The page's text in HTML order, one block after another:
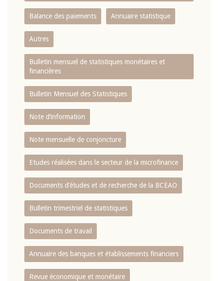
Balance des paiements Annuaire statistique
Autres
Bulletin mensuel de statistiques monétaires et
financières
Bulletin Mensuel des Statistiques
Note d’information
Note mensuelle de conjoncture
Etudes réalisées dans le secteur de la microfinance
Documents d’études et de recherche de la BCEAO
Bulletin trimestriel de statistiques
Documents de travail
Annuaire des banques et établissements financiers
Revue économique et monétaire